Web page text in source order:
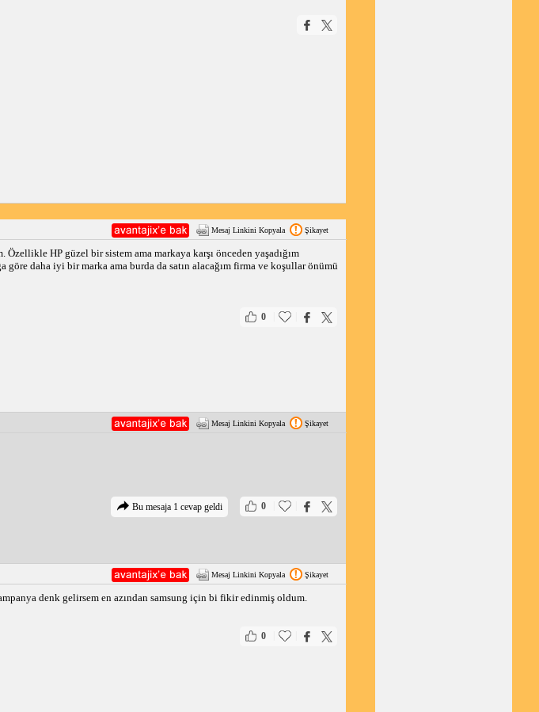
Mesaj Linkini Kopyala Şikayet
HP güzel bir sistem ama markaya karşı önceden yaşadığım
daha iyi bir marka ama burda da satın alacağım firma ve koşullar önümü
0
Mesaj Linkini Kopyala Şikayet
0
Bu mesaja 1 cevap geldi
Mesaj Linkini Kopyala Şikayet
denk gelirsem en azından samsung için bi fikir edinmiş oldum.
0